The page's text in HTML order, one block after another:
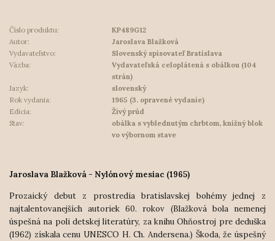
Číslo produktu:
KP489G12
Autor:
Jaroslava Blažková
Vydavateľstvo:
Slovenský spisovateľ Bratislava
Väzba:
Vydavateľská celoplátená s obálkou (104
strán)
Jazyk:
slovenský
Rok vydania:
1965 (3. opravené vydanie)
Edícia:
Živý prúd
Stav:
obálka s vyblednutým chrbtom, knižný blok
vo výbornom stave
Jaroslava Blažková - Nylónový mesiac (1965)
Prozaický debut z prostredia bratislavskej bohémy jednej z
najtalentovanejších autoriek 60. rokov (Blažková bola nemenej
úspešná na poli detskej literatúry, za knihu Ohňostroj pre deduška
(1962) získala cenu UNESCO H. Ch. Andersena.) Škoda, že úspešný